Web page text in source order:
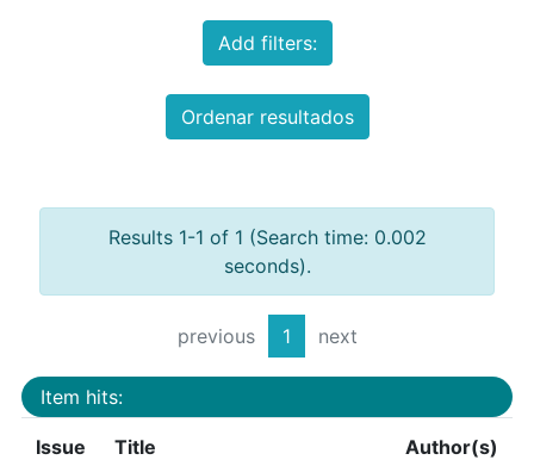
Add filters:
Ordenar resultados
Results 1-1 of 1 (Search time: 0.002
seconds).
previous 1 next
Item hits:
Issue
Title Author(s)